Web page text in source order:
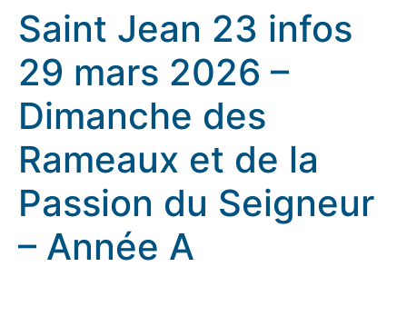
Saint Jean 23 infos
29 mars 2026 –
Dimanche des
Rameaux et de la
Passion du Seigneur
– Année A